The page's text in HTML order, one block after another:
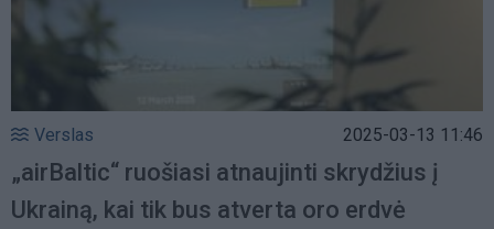
Verslas 2025-03-13 11:46
„airBaltic“ ruošiasi atnaujinti skrydžius į
Ukrainą, kai tik bus atverta oro erdvė